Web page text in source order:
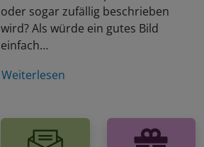
oder sogar zufällig beschrieben
wird? Als würde ein gutes Bild
einfach…
Weiterlesen